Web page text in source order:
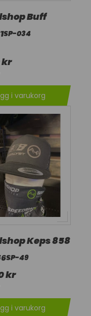
Buff
SP-034
kr
i varukorg
Keps 858
SP-49
kr
i varukorg